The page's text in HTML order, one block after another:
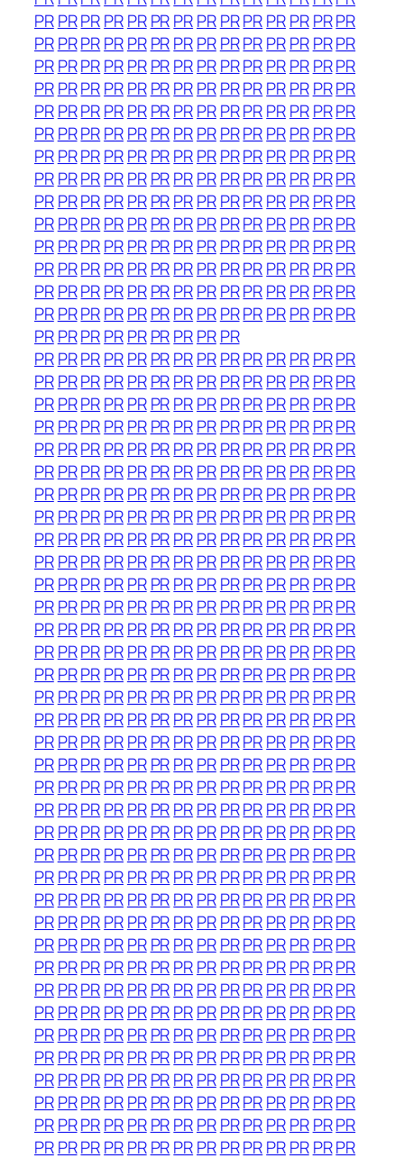
PRPRPRPRPR PRPRPRPRPRPRPR PRPR
PRPRPRPRPR PRPRPRPRPRPRPR PRPR
PRPRPRPRPR PRPRPRPRPRPRPR PRPR
PRPRPRPRPR PRPRPRPRPRPRPR PRPR
PRPRPRPRPR PRPRPRPRPRPRPR PRPR
PRPRPRPRPR PRPRPRPRPRPRPR PRPR
PRPRPRPRPR PRPRPRPRPRPRPR PRPR
PRPRPRPRPR PRPRPRPRPRPRPR PRPR
PRPRPRPRPR PRPRPRPRPRPRPR PRPR
PRPRPRPRPR PRPRPRPRPRPRPR PRPR
PRPRPRPRPR PRPRPRPRPRPRPR PRPR
PRPRPRPRPR PRPRPRPRPRPRPR PRPR
PRPRPRPRPR PRPRPRPRPRPRPR PRPR
PRPRPRPRPR PRPRPRPRPRPRPR PRPR
PRPRPRPRPR PRPRPRPR
PRPRPRPRPR PRPRPRPRPRPRPR PRPR
PRPRPRPRPR PRPRPRPRPRPRPR PRPR
PRPRPRPRPR PRPRPRPRPRPRPR PRPR
PRPRPRPRPR PRPRPRPRPRPRPR PRPR
PRPRPRPRPR PRPRPRPRPRPRPR PRPR
PRPRPRPRPR PRPRPRPRPRPRPR PRPR
PRPRPRPRPR PRPRPRPRPRPRPR PRPR
PRPRPRPRPR PRPRPRPRPRPRPR PRPR
PRPRPRPRPR PRPRPRPRPRPRPR PRPR
PRPRPRPRPR PRPRPRPRPRPRPR PRPR
PRPRPRPRPR PRPRPRPRPRPRPR PRPR
PRPRPRPRPR PRPRPRPRPRPRPR PRPR
PRPRPRPRPR PRPRPRPRPRPRPR PRPR
PRPRPRPRPR PRPRPRPRPRPRPR PRPR
PRPRPRPRPR PRPRPRPRPRPRPR PRPR
PRPRPRPRPR PRPRPRPRPRPRPR PRPR
PRPRPRPRPR PRPRPRPRPRPRPR PRPR
PRPRPRPRPR PRPRPRPRPRPRPR PRPR
PRPRPRPRPR PRPRPRPRPRPRPR PRPR
PRPRPRPRPR PRPRPRPRPRPRPR PRPR
PRPRPRPRPR PRPRPRPRPRPRPR PRPR
PRPRPRPRPR PRPRPRPRPRPRPR PRPR
PRPRPRPRPR PRPRPRPRPRPRPR PRPR
PRPRPRPRPR PRPRPRPRPRPRPR PRPR
PRPRPRPRPR PRPRPRPRPRPRPR PRPR
PRPRPRPRPR PRPRPRPRPRPRPR PRPR
PRPRPRPRPR PRPRPRPRPRPRPR PRPR
PRPRPRPRPR PRPRPRPRPRPRPR PRPR
PRPRPRPRPR PRPRPRPRPRPRPR PRPR
PRPRPRPRPR PRPRPRPRPRPRPR PRPR
PRPRPRPRPR PRPRPRPRPRPRPR PRPR
PRPRPRPRPR PRPRPRPRPRPRPR PRPR
PRPRPRPRPR PRPRPRPRPRPRPR PRPR
PRPRPRPRPR PRPRPRPRPRPRPR PRPR
PRPRPRPRPR PRPRPRPRPRPRPR PRPR
PRPRPRPRPR PRPRPRPRPRPRPR PRPR